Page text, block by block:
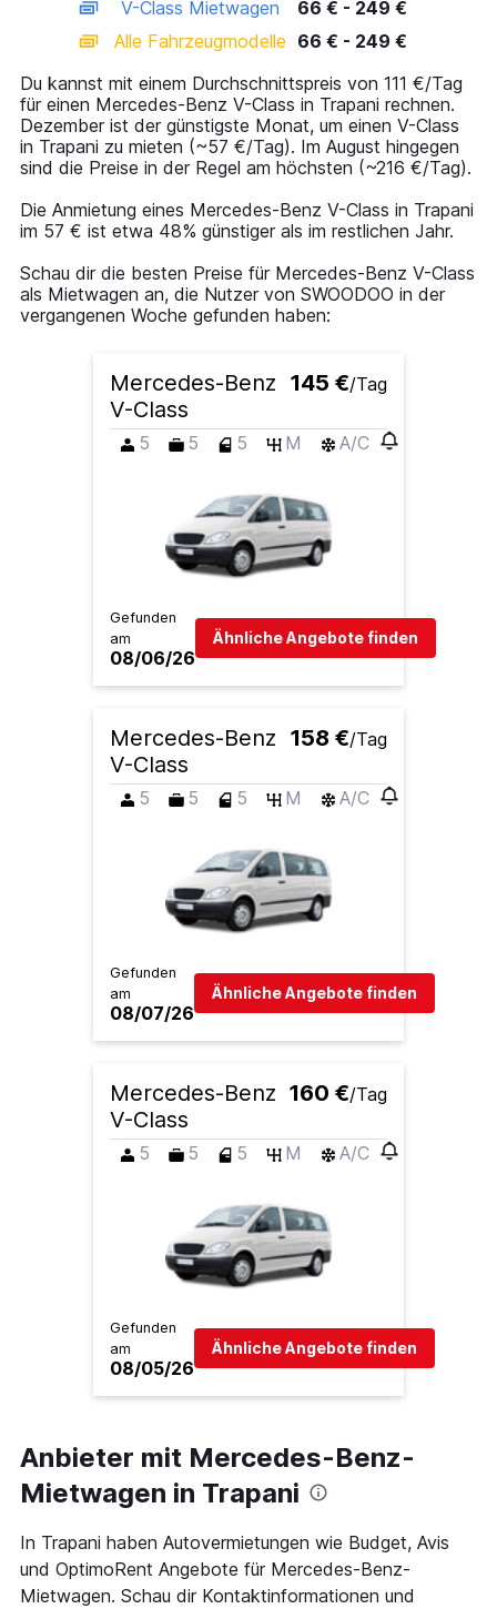
displaying
categories.
14
categories.
The
chart
has
1
Y
axis
displaying
values.
Range:
0
to
V-Class Mietwagen
66 € - 249 €
Alle Fahrzeugmodelle 66 € - 249 €
Du kannst mit einem Durchschnittspreis von 111 €/Tag
für einen Mercedes-Benz V-Class in Trapani rechnen.
Dezember ist der günstigste Monat, um einen V-Class
in Trapani zu mieten (~57 €/Tag). Im August hingegen
sind die Preise in der Regel am höchsten (~216 €/Tag).
Die Anmietung eines Mercedes-Benz V-Class in Trapani
im 57 € ist etwa 48% günstiger als im restlichen Jahr.
Schau dir die besten Preise für Mercedes-Benz V-Class
als Mietwagen an, die Nutzer von SWOODOO in der
vergangenen Woche gefunden haben:
Mercedes-Benz
V-Class
145 €/Tag
5 5 5 M A/C
Gefunden
am
08/06/26
Ähnliche Angebote finden
Mercedes-Benz
V-Class
158 €/Tag
5 5 5 M A/C
Gefunden
am
08/07/26
Ähnliche Angebote finden
Mercedes-Benz
V-Class
160 €/Tag
5 5 5 M A/C
Gefunden
am
08/05/26
Ähnliche Angebote finden
Anbieter mit Mercedes-Benz-
Mietwagen in Trapani
In Trapani haben Autovermietungen wie Budget, Avis
und OptimoRent Angebote für Mercedes-Benz-
Mietwagen. Schau dir Kontaktinformationen und